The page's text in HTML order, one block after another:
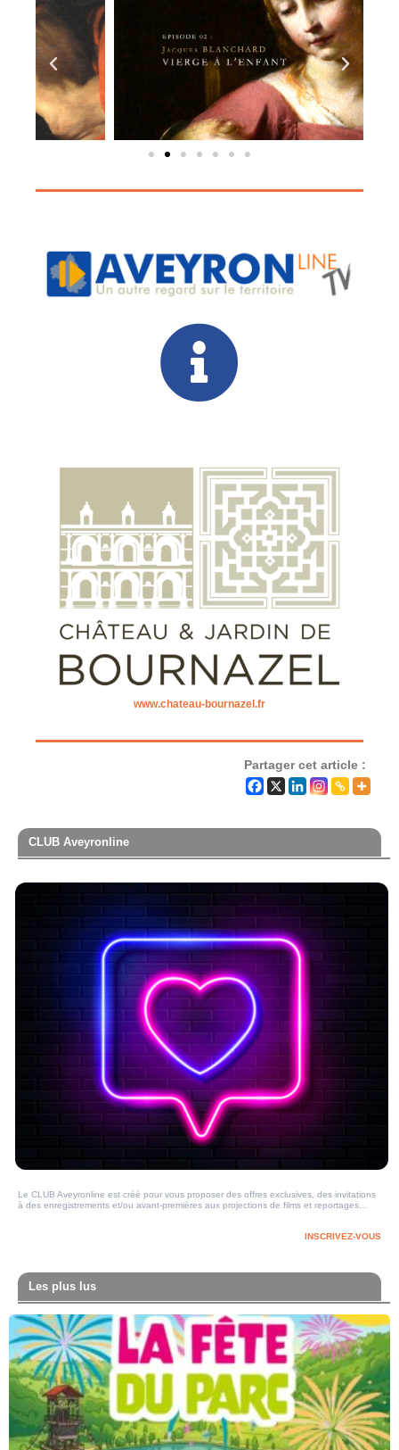
www.chateau-bournazel.fr
Partager cet article :
CLUB Aveyronline
Le CLUB Aveyronline est créé pour vous proposer des offres exclusives, des invitations
à des enregistrements et/ou avant-premières aux projections de films et reportages…
INSCRIVEZ-VOUS
Les plus lus